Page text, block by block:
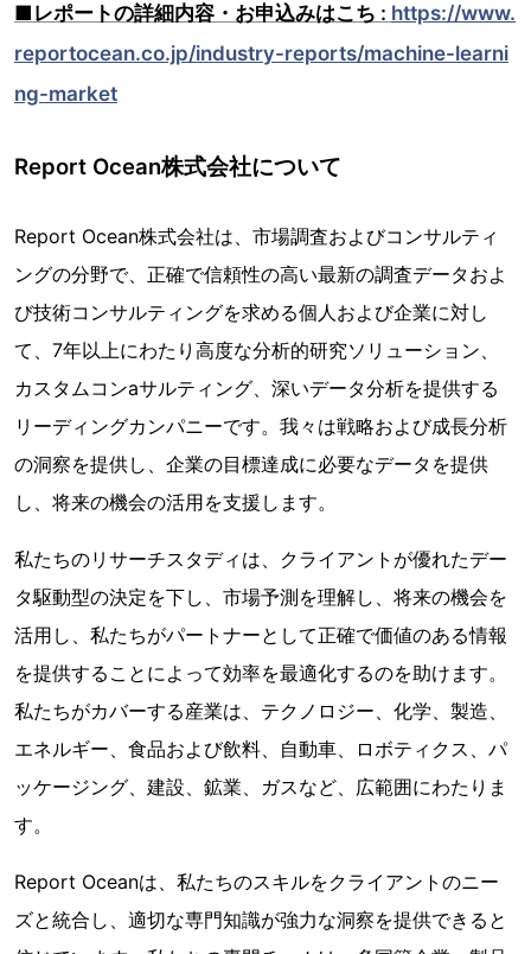
■レポートの詳細内容・お申込みはこち : https://www.
reportocean.co.jp/industry-reports/machine-learni
ng-market
Report Ocean株式会社について
Report Ocean株式会社は、市場調査およびコンサルティ
ングの分野で、正確で信頼性の高い最新の調査データおよ
び技術コンサルティングを求める個人および企業に対し
て、7年以上にわたり高度な分析的研究ソリューション、
カスタムコンaサルティング、深いデータ分析を提供する
リーディングカンパニーです。我々は戦略および成長分析
の洞察を提供し、企業の目標達成に必要なデータを提供
し、将来の機会の活用を支援します。
私たちのリサーチスタディは、クライアントが優れたデー
タ駆動型の決定を下し、市場予測を理解し、将来の機会を
活用し、私たちがパートナーとして正確で価値のある情報
を提供することによって効率を最適化するのを助けます。
私たちがカバーする産業は、テクノロジー、化学、製造、
エネルギー、食品および飲料、自動車、ロボティクス、パ
ッケージング、建設、鉱業、ガスなど、広範囲にわたりま
す。
Report Oceanは、私たちのスキルをクライアントのニー
ズと統合し、適切な専門知識が強力な洞察を提供できると